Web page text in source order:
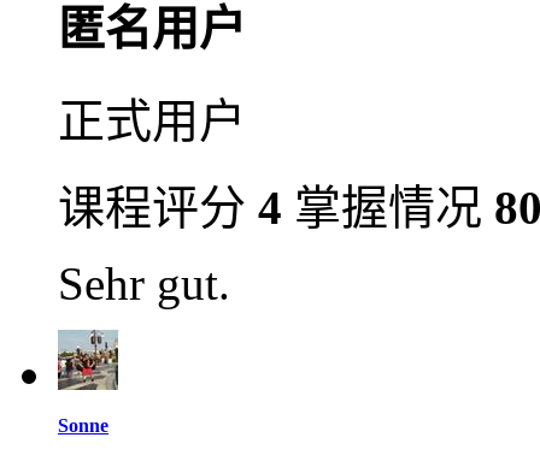
匿名用户
正式用户
课程评分 4 掌握情况
Sehr gut.
Sonne